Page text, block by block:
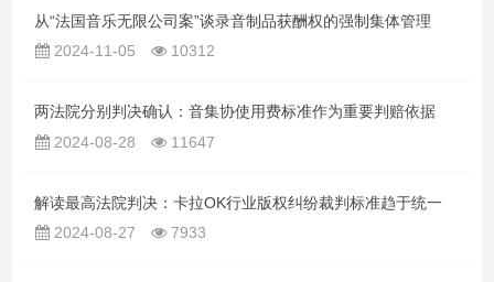
从“法国音乐无限公司案”谈录音制品获酬权的强制集体管理
2024-11-05
10312
两法院分别判决确认：音集协使用费标准作为重要判赔依据
2024-08-28
11647
解读最高法院判决：卡拉OK行业版权纠纷裁判标准趋于统一
2024-08-27
7933